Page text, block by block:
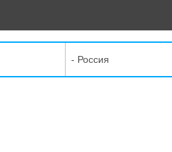
- Россия